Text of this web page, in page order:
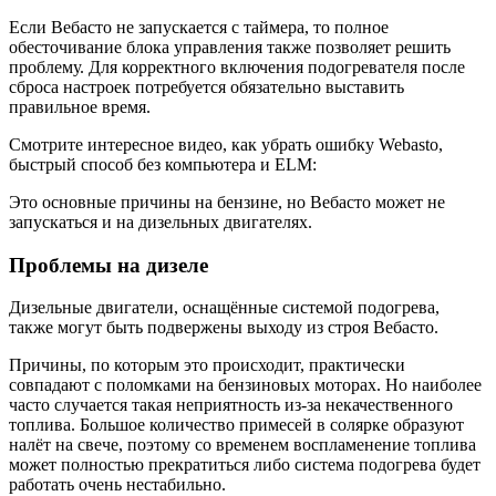
Если Вебасто не запускается с таймера, то полное
обесточивание блока управления также позволяет решить
проблему. Для корректного включения подогревателя после
сброса настроек потребуется обязательно выставить
правильное время.
Смотрите интересное видео, как убрать ошибку Webasto,
быстрый способ без компьютера и ELM:
Это основные причины на бензине, но Вебасто может не
запускаться и на дизельных двигателях.
Проблемы на дизеле
Дизельные двигатели, оснащённые системой подогрева,
также могут быть подвержены выходу из строя Вебасто.
Причины, по которым это происходит, практически
совпадают с поломками на бензиновых моторах. Но наиболее
часто случается такая неприятность из-за некачественного
топлива. Большое количество примесей в солярке образуют
налёт на свече, поэтому со временем воспламенение топлива
может полностью прекратиться либо система подогрева будет
работать очень нестабильно.